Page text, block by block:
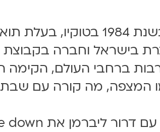
קזויו שיונירי, נולדה
ברחבי העולם,